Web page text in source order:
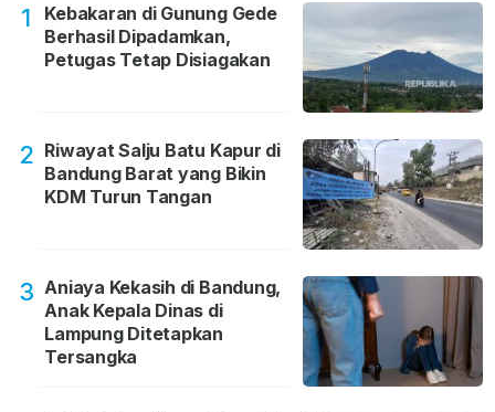
1
Kebakaran di Gunung Gede
Berhasil Dipadamkan,
Petugas Tetap Disiagakan
2 Riwayat Salju Batu Kapur di
Bandung Barat yang Bikin
KDM Turun Tangan
3 Aniaya Kekasih di Bandung,
Anak Kepala Dinas di
Lampung Ditetapkan
Tersangka